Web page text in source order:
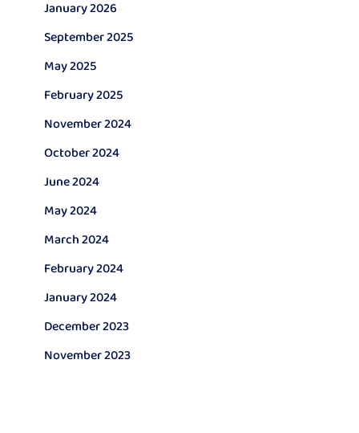
January 2026
September 2025
May 2025
February 2025
November 2024
October 2024
June 2024
May 2024
March 2024
February 2024
January 2024
December 2023
November 2023